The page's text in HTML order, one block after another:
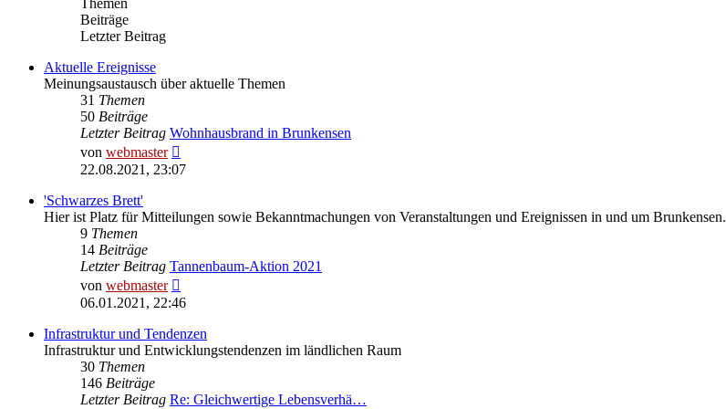
Themen
Beiträge
Letzter Beitrag
Aktuelle Ereignisse
Meinungsaustausch über aktuelle Themen
31 Themen
50 Beiträge
Letzter Beitrag Wohnhausbrand in Brunkensen
von webmaster
Beitrag
22.08.2021, 23:07
'Schwarzes Brett'
Hier ist Platz für Mitteilungen sowie Bekanntmachungen von Veranstaltungen und Ereignissen in und um Brunkensen.
9 Themen
14 Beiträge
Letzter Beitrag Tannenbaum-Aktion 2021
von webmaster
Beitrag
06.01.2021, 22:46
Infrastruktur und Tendenzen
Infrastruktur und Entwicklungstendenzen im ländlichen Raum
30 Themen
146 Beiträge
Letzter Beitrag Re: Gleichwertige Lebensverhä…